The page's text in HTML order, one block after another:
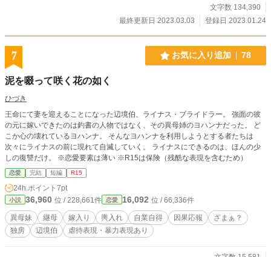
い。 元23歳オタク女が、最推しの悪役王女を幸せにするために今日も頑張るお
文字数 134,390
最終更新日 2023.03.03
登録日 2023.01.24
7 お気に入り追加 78
泥を啜って咲く花の如く
ひづき
王命にて妻を迎えることになった辺境伯、ライナス・ブライドラー。 強面の彼
の元に嫁いできたのは釣書の人物ではなく、その異母姉のヨハンナだった。 ど
こか心の壊れているヨハンナ。 そんなヨハンナを利用しようとする者たちは
次々にライナスの前に現れて自滅していく。 ライナスにできるのは、ほんの少
しの復讐だけ。 ※恋愛要素は薄い ※R15は保険（残酷な表現を含むため）
恋愛 完結 短編 R15
24h.ポイント 7pt
小説 36,960 位 / 228,661件 恋愛 16,092 位 / 66,336件
異母妹 継母 嫁入り 輿入れ 自業自得 因果応報
ざまぁ？
独房
辺境伯 虐待表現・暴力表現あり